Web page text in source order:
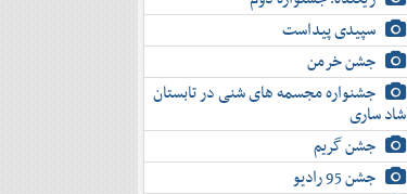
سپیدی پیداست
جشن خرمن
جشنواره مجسمه های شنی در تابستان
شاد ساری
جشن گریم
جشن 95 رادیو